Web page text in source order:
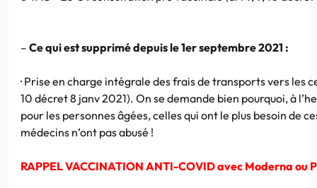
– Ce qui est supprimé depuis le 1er septembre 2021 :
· Prise en charge intégrale des frais de transports vers les
10 décret 8 janv 2021). On se demande bien pourquoi, à
pour les personnes âgées, celles qui ont le plus besoin de
médecins n’ont pas abusé !
RAPPEL VACCINATION ANTI-COVID avec Moderna ou